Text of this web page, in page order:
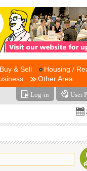
& Sell Housing /
Other Area
Log-in User